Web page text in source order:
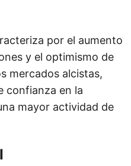
por el aumento
y el optimismo de
mercados alcistas,
confianza en la
mayor actividad de